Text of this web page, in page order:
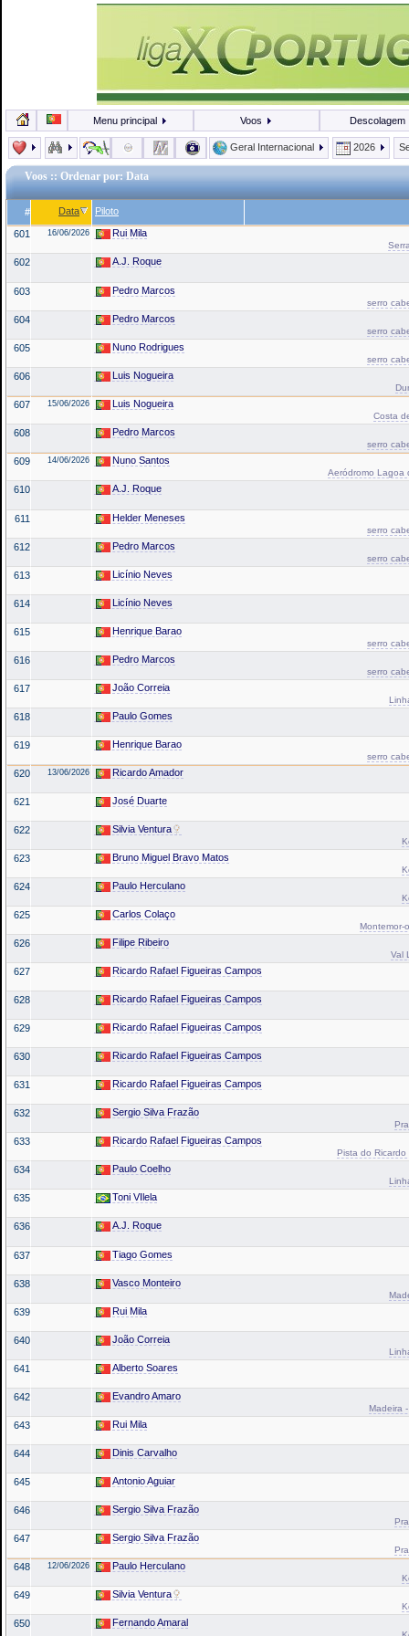
Menu principal Voos Descolagem
Geral Internacional 2026
Voos :: Ordenar por: Data
# Data Piloto
601 16/06/2026 Rui Mila
602 A.J. Roque
603 Pedro Marcos
serro
604 Pedro Marcos
serro
605 Nuno Rodrigues
serro
606 Luis Nogueira
607 15/06/2026 Luis Nogueira
Costa
608 Pedro Marcos
serro
609 14/06/2026 Nuno Santos
Aeródromo Lagoa
610 A.J. Roque
611 Helder Meneses
serro
612 Pedro Marcos
serro
613 Licínio Neves
614 Licínio Neves
615 Henrique Barao
serro
616 Pedro Marcos
serro
617 João Correia
618 Paulo Gomes
619 Henrique Barao
serro
620 13/06/2026 Ricardo Amador
621 José Duarte
622 Silvia Ventura
623 Bruno Miguel Bravo Matos
624 Paulo Herculano
625 Carlos Colaço
Montemor-
626 Filipe Ribeiro
Val
627 Ricardo Rafael Figueiras Campos
628 Ricardo Rafael Figueiras Campos
629 Ricardo Rafael Figueiras Campos
630 Ricardo Rafael Figueiras Campos
631 Ricardo Rafael Figueiras Campos
632 Sergio Silva Frazão
633 Ricardo Rafael Figueiras Campos
Pista do
634 Paulo Coelho
635 Toni VIlela
636 A.J. Roque
637 Tiago Gomes
638 Vasco Monteiro
639 Rui Mila
640 João Correia
641 Alberto Soares
642 Evandro Amaro
Madeira
643 Rui Mila
644 Dinis Carvalho
645 Antonio Aguiar
646 Sergio Silva Frazão
647 Sergio Silva Frazão
648 12/06/2026 Paulo Herculano
649 Silvia Ventura
650 Fernando Amaral